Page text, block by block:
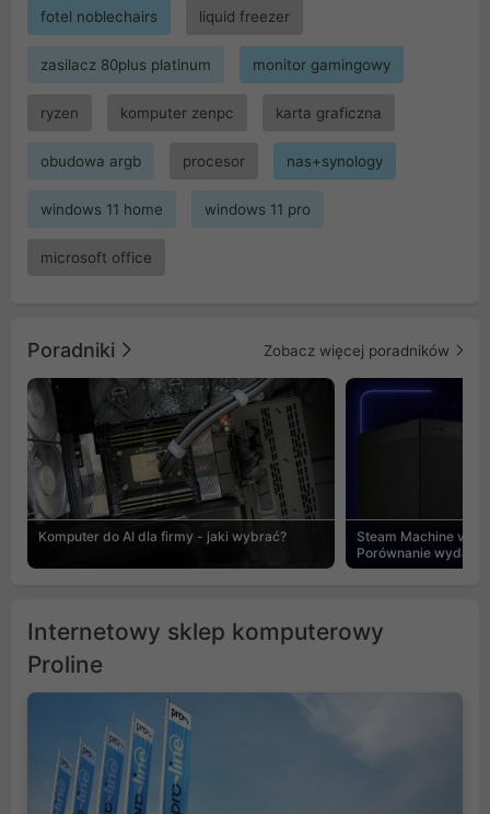
fotel noblechairs liquid freezer
zasilacz 80plus platinum monitor gamingowy
ryzen komputer zenpc karta graficzna
obudowa argb procesor nas+synology
windows 11 home windows 11 pro
microsoft office
Poradniki Zobacz więcej poradników
Komputer do AI dla firmy - jaki wybrać?
Steam Machine vs
Porównanie
Internetowy sklep komputerowy
Proline